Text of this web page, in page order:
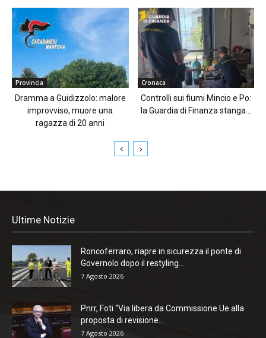
Provincia
Dramma a Guidizzolo: malore
improvviso, muore una
ragazza di 20 anni
Cronaca
Controlli sui fiumi Mincio e Po:
la Guardia di Finanza stanga...
Ultime Notizie
Roncoferraro, riapre in sicurezza il ponte di
Governolo dopo il restyling...
7 Agosto 2026
Pnrr, Foti “Via libera da Commissione Ue alla
proposta di revisione...
7 Agosto 2026